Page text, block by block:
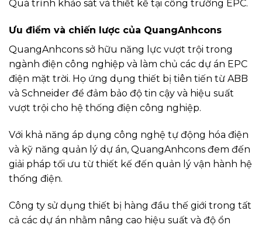
Quá trình khảo sát và thiết kế tại công trường EPC.
Ưu điểm và chiến lược của QuangAnhcons
QuangAnhcons sở hữu năng lực vượt trội trong
ngành điện công nghiệp và làm chủ các dự án EPC
điện mặt trời. Họ ứng dụng thiết bị tiên tiến từ ABB
và Schneider để đảm bảo độ tin cậy và hiệu suất
vượt trội cho hệ thống điện công nghiệp.
Với khả năng áp dụng công nghệ tự động hóa điện
và kỹ năng quản lý dự án, QuangAnhcons đem đến
giải pháp tối ưu từ thiết kế đến quản lý vận hành hệ
thống điện.
Công ty sử dụng thiết bị hàng đầu thế giới trong tất
cả các dự án nhằm nâng cao hiệu suất và độ ổn